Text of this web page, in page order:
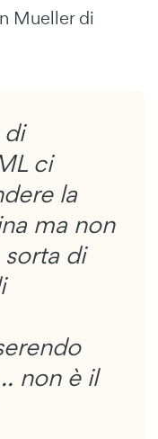
Mueller di
ci
la
ma non
di
non è il